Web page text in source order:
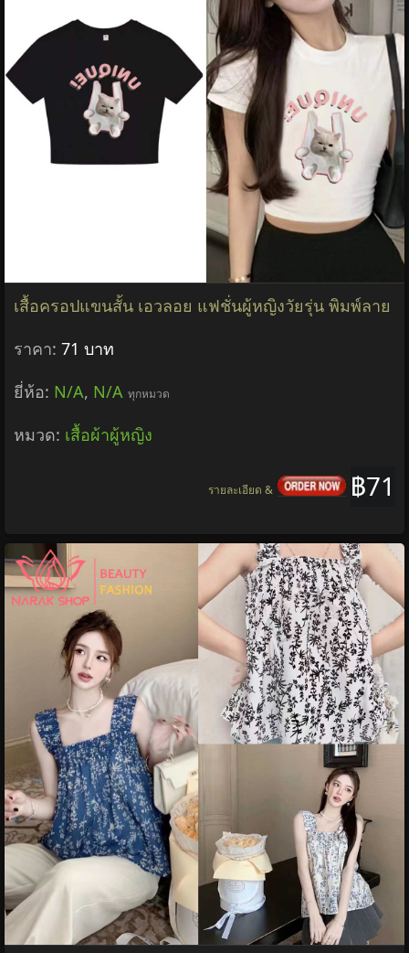
เสื้อครอปแขนสั้น เอวลอย แฟชั่นผู้หญิงวัยรุ่น พิมพ์ลาย
ราคา: 71 บาท
ยี่ห้อ: N/A, N/A ทุกหมวด
หมวด: เสื้อผ้าผู้หญิง
฿71
รายละเอียด &